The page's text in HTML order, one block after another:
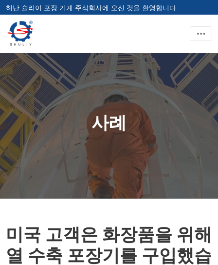
허난 슐리이 포장 기계 주식회사에 오신 것을 환영합니다
사례
미국 고객은 화장품을 위해
열 수축 포장기를 구입했습